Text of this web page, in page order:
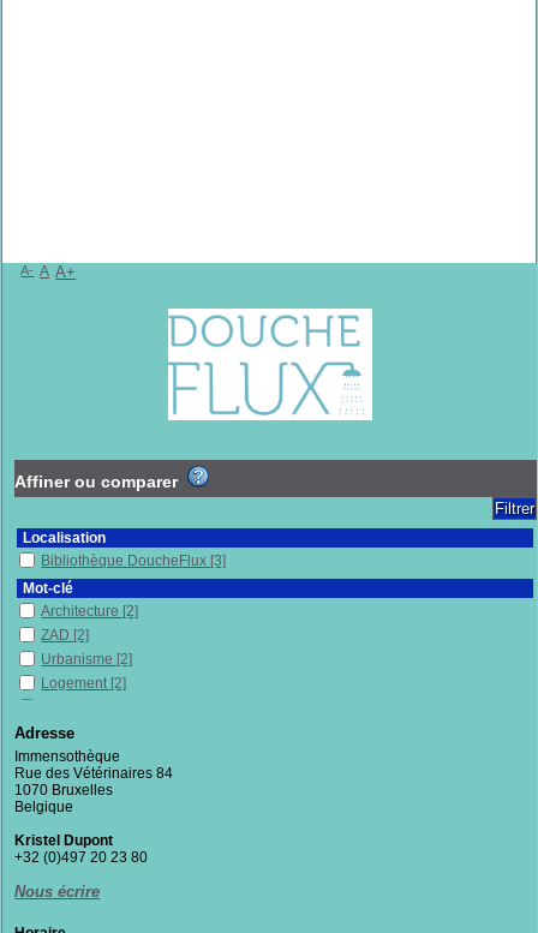
A- A A+
Affiner ou comparer
Localisation
Bibliothèque DoucheFlux [3]
Mot-clé
Architecture [2]
ZAD [2]
Urbanisme [2]
Logement [2]
Dimension sociale
France[1]
Habitat[1]
Dimension environnementale
Lutte[1]
Mouvements sociaux
Pauvres en milieu urbain
Adresse
Immensothèque
Rue des Vétérinaires 84
1070 Bruxelles
Belgique
Kristel Dupont
+32 (0)497 20 23 80
Nous écrire